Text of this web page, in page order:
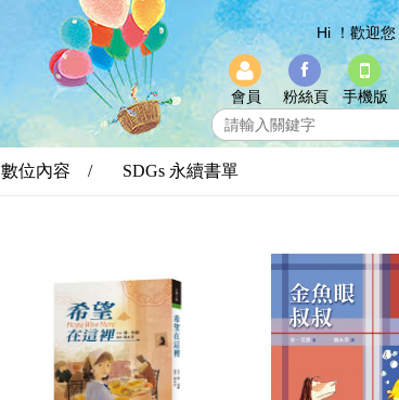
Hi ！歡迎您 ,
會員 粉絲頁 手機版
數位內容 / SDGs 永續書單